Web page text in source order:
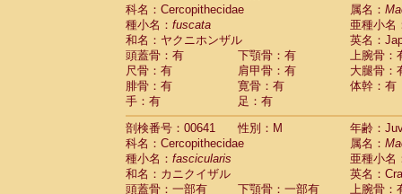
科名：Cercopithecidae
属名：
種小名： fuscata
亜種小名
和名：ヤクニホンザル
英名：
頭蓋骨：有
下顎骨：有
上腕骨：
尺骨：有
肩甲骨：有
大腿骨：
腓骨：有
寛骨：有
体幹：有
手：有
足：有
剖検番号：00641
性別：M
年齢：
科名：Cercopithecidae
属名：
種小名： fascicularis
亜種小名
和名：カニクイザル
英名：
頭蓋骨：一部有
下顎骨：一部有
上腕骨：